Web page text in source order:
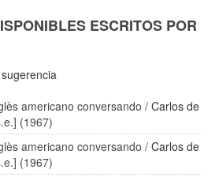
ESCRITOS POR
americano conversando /Carlos de
(1967)
americano conversando /Carlos de
(1967)